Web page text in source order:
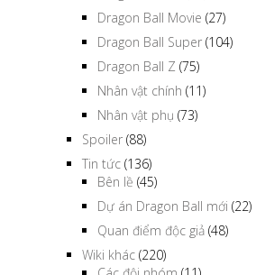
Dragon Ball Z(75)
Nhân vật chính(11)
Nhân vật phụ(73)
Spoiler(88)
Tin tức(136)
(45)
Dự án Dragon Ball mới
Quan điểm độc giả
Wiki khác (220)
Các đội nhóm
Các trận đánh (4)
Chiêu thức (41)